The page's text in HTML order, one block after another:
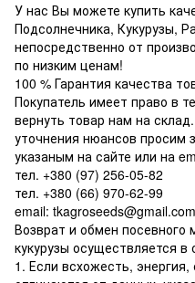
У нас Вы можете купить
Подсолнечника, Кукурузы,
непосредственно от
по низким ценам!
100 % Гарантия качества
Покупатель имеет право в
вернуть товар нам на
уточнения нюансов просим
указаным на сайте или на
тел. +380 (97) 256-05-82
тел. +380 (66) 970-62-99
email: tkagroseeds@gmail.com
Возврат и обмен посевного
кукурузы осуществляется в
1. Если всхожесть,